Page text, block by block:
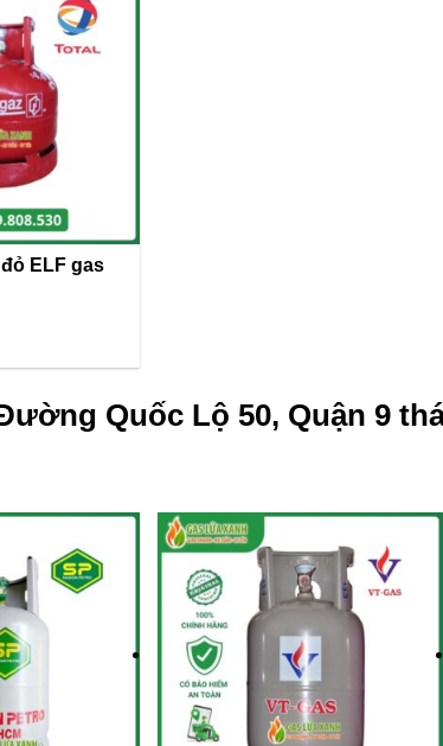
đỏ ELF gas
Quốc Lộ 50, Quận 9